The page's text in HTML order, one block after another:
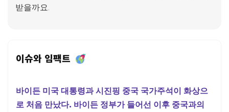
받을까요.
이슈와 임팩트
바이든 미국 대통령과 시진핑 중국 국가주석이 화상으
로 처음 만났다. 바이든 정부가 들어선 이후 중국과의